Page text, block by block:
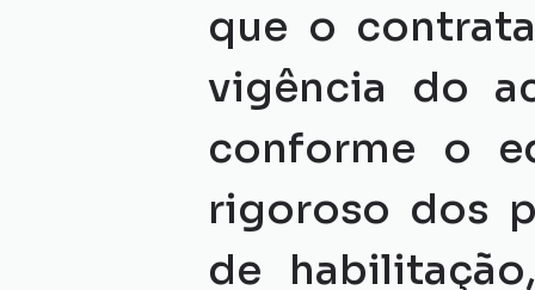
que o
vigência do
conforme o
rigoroso dos
de